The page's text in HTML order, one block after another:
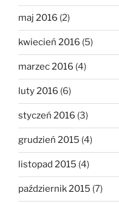
maj 2016 (2)
kwiecień 2016 (5)
marzec 2016 (4)
luty 2016 (6)
styczeń 2016 (3)
grudzień 2015 (4)
listopad 2015 (4)
październik 2015 (7)